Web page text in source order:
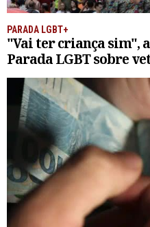
PARADA LGBT+
"Vai ter criança sim",
Parada LGBT sobre